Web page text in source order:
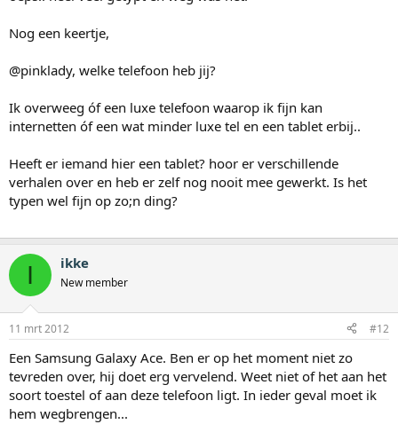
Nog een keertje,
@pinklady, welke telefoon heb jij?
Ik overweeg óf een luxe telefoon waarop ik fijn kan
internetten óf een wat minder luxe tel en een tablet erbij..
Heeft er iemand hier een tablet? hoor er verschillende
verhalen over en heb er zelf nog nooit mee gewerkt. Is het
typen wel fijn op zo;n ding?
I ikke
New member
11 mrt 2012 #12
Een Samsung Galaxy Ace. Ben er op het moment niet zo
tevreden over, hij doet erg vervelend. Weet niet of het aan het
soort toestel of aan deze telefoon ligt. In ieder geval moet ik
hem wegbrengen...